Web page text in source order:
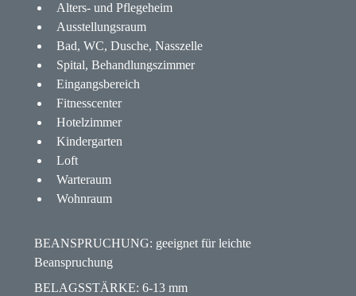
Alters- und Pflegeheim
Ausstellungsraum
Bad, WC, Dusche, Nasszelle
Spital, Behandlungszimmer
Eingangsbereich
Fitnesscenter
Hotelzimmer
Kindergarten
Loft
Warteraum
Wohnraum
BEANSPRUCHUNG: geeignet für leichte
Beanspruchung
BELAGSSTÄRKE: 6-13 mm